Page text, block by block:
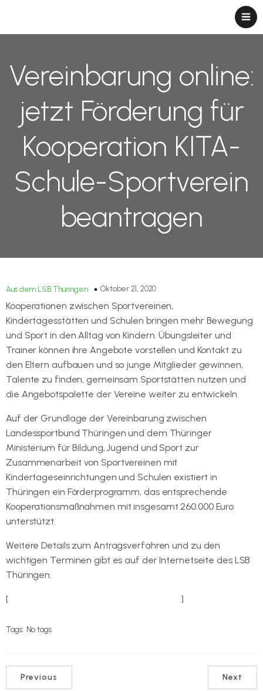
Vereinbarung online:
jetzt Förderung für
Kooperation KITA-
Schule-Sportverein
beantragen
Aus dem LSB Thüringen Oktober 21, 2020
Kooperationen zwischen Sportvereinen,
Kindertagesstätten und Schulen bringen mehr Bewegung
und Sport in den Alltag von Kindern. Übungsleiter und
Trainer können ihre Angebote vorstellen und Kontakt zu
den Eltern aufbauen und so junge Mitglieder gewinnen,
Talente zu finden, gemeinsam Sportstätten nutzen und
die Angebotspalette der Vereine weiter zu entwickeln.
Auf der Grundlage der Vereinbarung zwischen
Landessportbund Thüringen und dem Thüringer
Ministerium für Bildung, Jugend und Sport zur
Zusammenarbeit von Sportvereinen mit
Kindertageseinrichtungen und Schulen existiert in
Thüringen ein Förderprogramm, das entsprechende
Kooperationsmaßnahmen mit insgesamt 260.000 Euro
unterstützt.
Weitere Details zum Antragsverfahren und zu den
wichtigen Terminen gibt es auf der Internetseite des LSB
Thüringen.
[zur Informationsseite des LSB Thüringen]
Tags: No tags
Previous Next